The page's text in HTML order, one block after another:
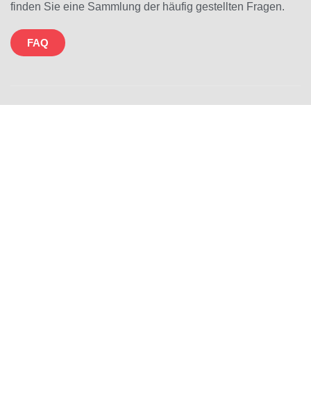
finden Sie eine Sammlung der häufig gestellten Fragen.
FAQ